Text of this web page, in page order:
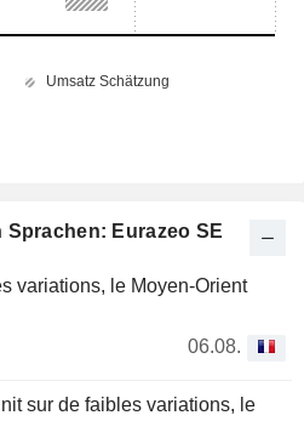
Eurazeo SE
variations, le Moyen-Orient
06.08.
sur de faibles variations, le